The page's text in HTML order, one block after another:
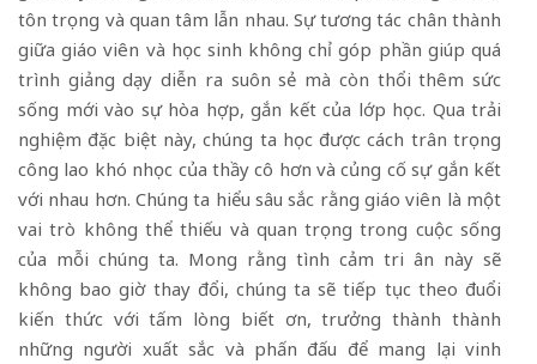
tôn trọng và quan tâm lẫn nhau. Sự tương tác chân thành
giữa giáo viên và học sinh không chỉ góp phần giúp quá
trình giảng dạy diễn ra suôn sẻ mà còn thổi thêm sức
sống mới vào sự hòa hợp, gắn kết của lớp học. Qua trải
nghiệm đặc biệt này, chúng ta học được cách trân trọng
công lao khó nhọc của thầy cô hơn và củng cố sự gắn kết
với nhau hơn. Chúng ta hiểu sâu sắc rằng giáo viên là một
vai trò không thể thiếu và quan trọng trong cuộc sống
của mỗi chúng ta. Mong rằng tình cảm tri ân này sẽ
không bao giờ thay đổi, chúng ta sẽ tiếp tục theo đuổi
kiến ​​thức với tấm lòng biết ơn, trưởng thành thành
những người xuất sắc và phấn đấu để mang lại vinh